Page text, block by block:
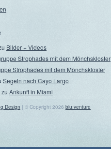
Bilder + Videos
Strophades mit dem Mönchskloster
Strophades mit dem Mönchskloster
Segeln nach Cayo Largo
zu Ankunft in Miami
Design | © Copyright 2026 blu:venture